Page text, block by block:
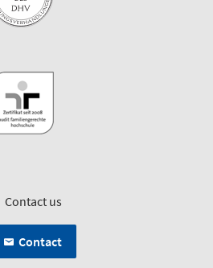
Contact us
Contact